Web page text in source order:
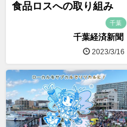
食品ロスへの取り組み
千葉
千葉経済新聞
2023/3/16